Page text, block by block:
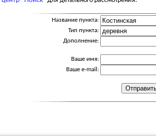
Название пункта:
Тип пункта:
Дополнение:
Ваше имя:
Ваше e-mail: